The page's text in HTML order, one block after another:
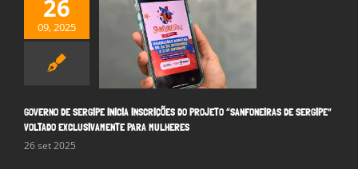
26
09, 2025
DE SERGIPE
DO
“SANFONEIRAS
VOLTADO
PARA
NotíciasGOVERNO DE SERGIPE INICIA INSCRIÇÕES DO PROJETO “SANFONEIRAS DE SERGIPE”
VOLTADO EXCLUSIVAMENTE PARA MULHERES
26 set 2025